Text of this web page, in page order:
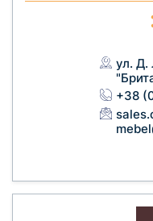
ул.
+38